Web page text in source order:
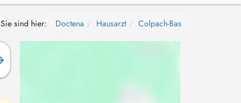
Sie sind hier: Doctena Hausarzt Colpach-Bas